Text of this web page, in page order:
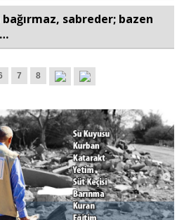
sabreder; bazen
7 8